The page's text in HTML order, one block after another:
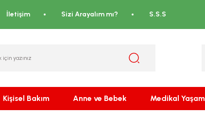
İletişim Sizi Arayalım mı? S.S.S
Kişisel Bakım Anne ve Bebek Medikal Yaşam